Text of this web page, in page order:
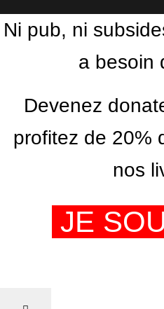
Ni pub, ni
a besoin
Devenez
profitez de 20%
nos
JE